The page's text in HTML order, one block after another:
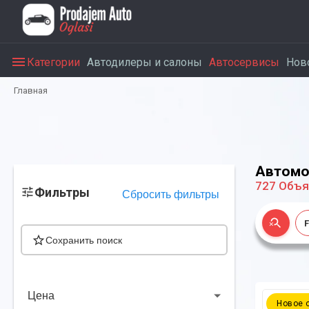
Категории Автодилеры и салоны Автосервисы
Главная
Фильтры Сбросить фильтры
Сохранить поиск
Цена
727
Новое